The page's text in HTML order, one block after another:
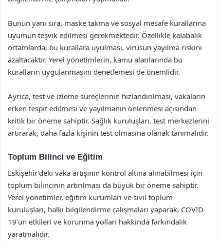
Bunun yanı sıra, maske takma ve sosyal mesafe kurallarına
uyumun teşvik edilmesi gerekmektedir. Özellikle kalabalık
ortamlarda, bu kurallara uyulması, virüsün yayılma riskini
azaltacaktır. Yerel yönetimlerin, kamu alanlarında bu
kuralların uygulanmasını denetlemesi de önemlidir.
Ayrıca, test ve izleme süreçlerinin hızlandırılması, vakaların
erken tespit edilmesi ve yayılmanın önlenmesi açısından
kritik bir öneme sahiptir. Sağlık kuruluşları, test merkezlerini
artırarak, daha fazla kişinin test olmasına olanak tanımalıdır.
Toplum Bilinci ve Eğitim
Eskişehir’deki vaka artışının kontrol altına alınabilmesi için
toplum bilincinin artırılması da büyük bir öneme sahiptir.
Yerel yönetimler, eğitim kurumları ve sivil toplum
kuruluşları, halkı bilgilendirme çalışmaları yaparak, COVID-
19’un etkileri ve korunma yolları hakkında farkındalık
yaratmalıdır.